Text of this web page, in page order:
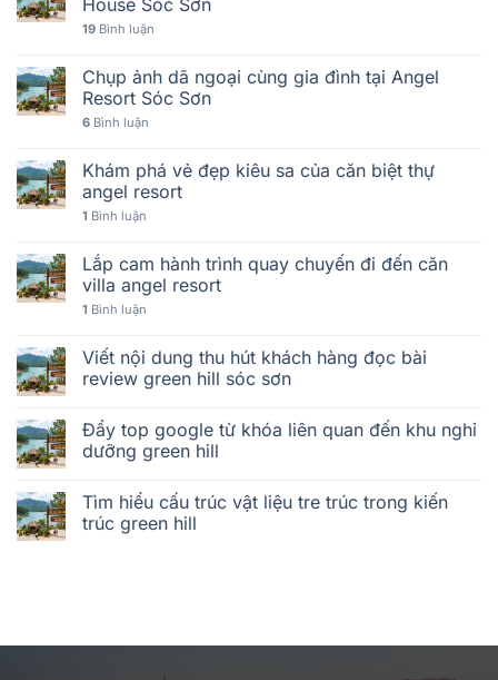
House Sóc Sơn
19 Bình luận
Chụp ảnh dã ngoại cùng gia đình tại Angel
Resort Sóc Sơn
6 Bình luận
Khám phá vẻ đẹp kiêu sa của căn biệt thự
angel resort
1 Bình luận
Lắp cam hành trình quay chuyến đi đến căn
villa angel resort
1 Bình luận
Viết nội dung thu hút khách hàng đọc bài
review green hill sóc sơn
Đẩy top google từ khóa liên quan đến khu nghỉ
dưỡng green hill
Tìm hiểu cấu trúc vật liệu tre trúc trong kiến
trúc green hill